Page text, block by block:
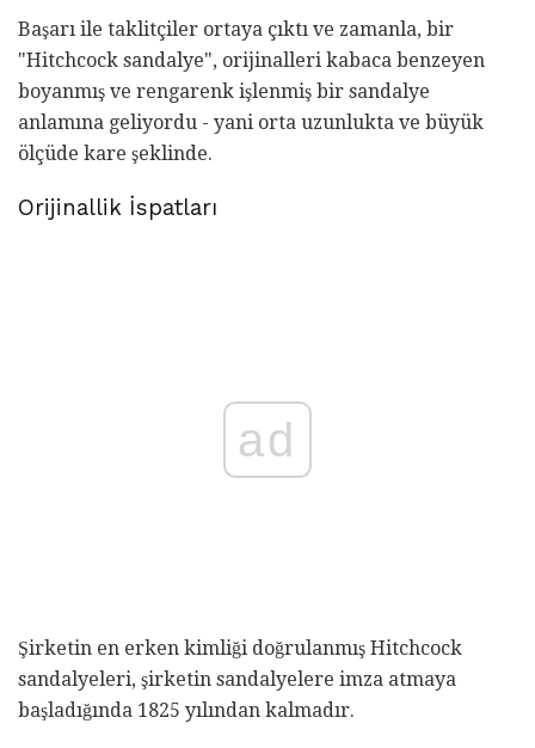
Başarı ile taklitçiler ortaya çıktı ve zamanla, bir
"Hitchcock sandalye", orijinalleri kabaca benzeyen
boyanmış ve rengarenk işlenmiş bir sandalye
anlamına geliyordu - yani orta uzunlukta ve büyük
ölçüde kare şeklinde.
Orijinallik İspatları
ad
Şirketin en erken kimliği doğrulanmış Hitchcock
sandalyeleri, şirketin sandalyelere imza atmaya
başladığında 1825 yılından kalmadır.